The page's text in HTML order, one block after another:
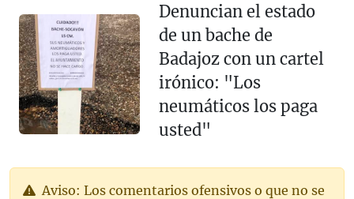
Denuncian el estado
de un bache de
Badajoz con un cartel
irónico: "Los
neumáticos los paga
usted"
Aviso: Los comentarios ofensivos o que no se